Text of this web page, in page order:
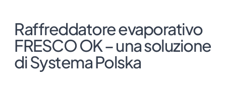
Raffreddatore evaporativo
FRESCO OK – una soluzione
di Systema Polska